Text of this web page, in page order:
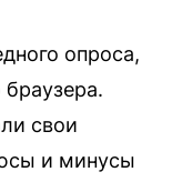
опроса,
свои
и минусы